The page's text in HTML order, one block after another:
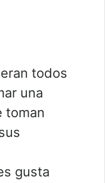
todos
una
toman
gusta